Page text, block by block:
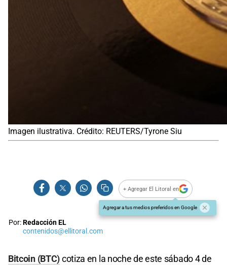
Imagen ilustrativa. Crédito: REUTERS/Tyrone Siu
+ Agregar El Litoral en
Agregar a tus medios preferidos en Google
Por:Redacción EL
contenidos@ellitoral.com
Bitcoin (BTC)cotiza en la noche de este sábado 4 de